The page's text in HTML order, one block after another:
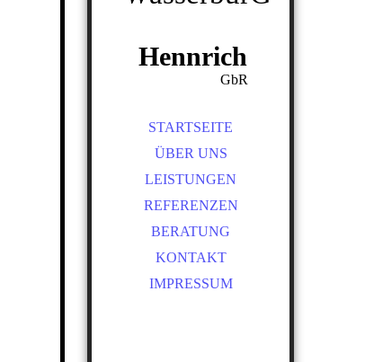
Hennrich
GbR
STARTSEITE
ÜBER UNS
LEISTUNGEN
REFERENZEN
BERATUNG
KONTAKT
IMPRESSUM